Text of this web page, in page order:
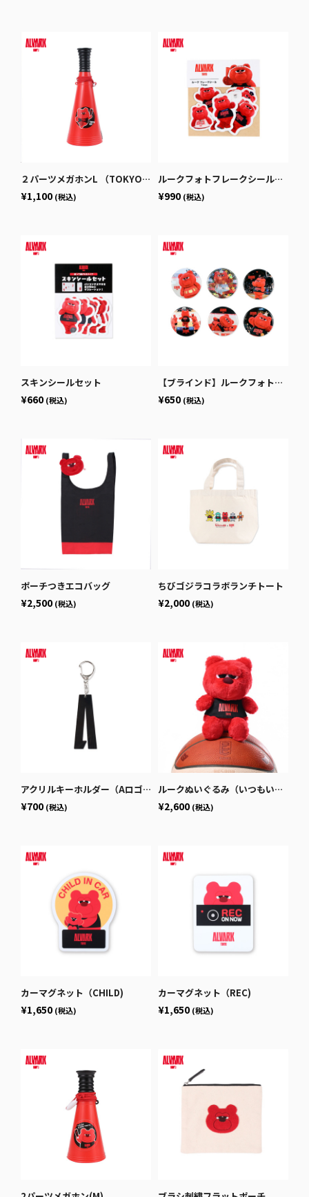
２パーツメガホンL （TOKYO GO!)
¥1,100 (税込)
ルークフォトフレークシール（第3弾）
¥990 (税込)
スキンシールセット
¥660 (税込)
【ブラインド】ルークフォト缶バッジ
¥650 (税込)
ポーチつきエコバッグ
¥2,500 (税込)
ちびゴジラコラボランチトート
¥2,000 (税込)
アクリルキーホルダー（Aロゴ）
¥700 (税込)
ルークぬいぐるみ（いつもいっしょ）
¥2,600 (税込)
カーマグネット（CHILD)
¥1,650 (税込)
カーマグネット（REC)
¥1,650 (税込)